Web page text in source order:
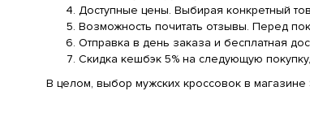
Доступные цены. Выбирая конкретный
Возможность почитать отзывы. Перед
Отправка в день заказа и бесплатная
Скидка кешбэк 5% на следующую
В целом, выбор мужских кроссовок в